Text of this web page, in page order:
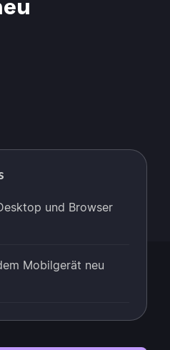
und Browser
Mobilgerät neu